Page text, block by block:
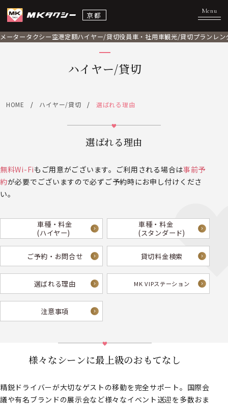
京都
メータータクシー空港定額ハイヤー/貸切役員車・社用車観光/貸切プラン レ
ハイヤー/貸切
HOME ハイヤー/貸切 選ばれる理由
選ばれる理由
無料Wi-Fiもご用意がございます。ご利用される場合は事前予
約が必要でございますので必ずご予約時にお申し付けくださ
い。
車種・料金
(ハイヤー)
車種・料金
(スタンダード)
ご予約・お問合せ 貸切料金検索
選ばれる理由 MK VIPステーション
注意事項
様々なシーンに最上級のおもてなし
精鋭ドライバーが大切なゲストの移動を完全サポート。国際会
議や有名ブランドの展示会など様々なイベント送迎を多数おま